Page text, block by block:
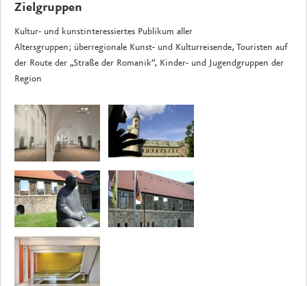
Zielgruppen
Kultur- und kunstinteressiertes Publikum aller
Altersgruppen; überregionale Kunst- und Kulturreisende, Touristen auf
der Route der „Straße der Romanik“, Kinder- und Jugendgruppen der
Region